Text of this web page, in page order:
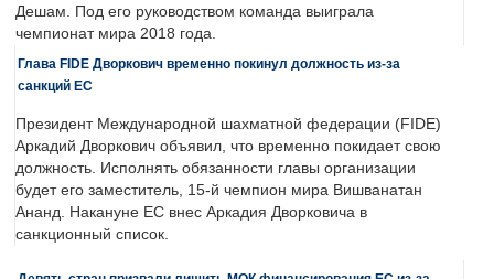
Дешам. Под его руководством команда выиграла
чемпионат мира 2018 года.
Глава FIDE Дворкович временно покинул должность из-за
санкций ЕС
Президент Международной шахматной федерации (FIDE)
Аркадий Дворкович объявил, что временно покидает свою
должность. Исполнять обязанности главы организации
будет его заместитель, 15-й чемпион мира Вишванатан
Ананд. Накануне ЕС внес Аркадия Дворковича в
санкционный список.